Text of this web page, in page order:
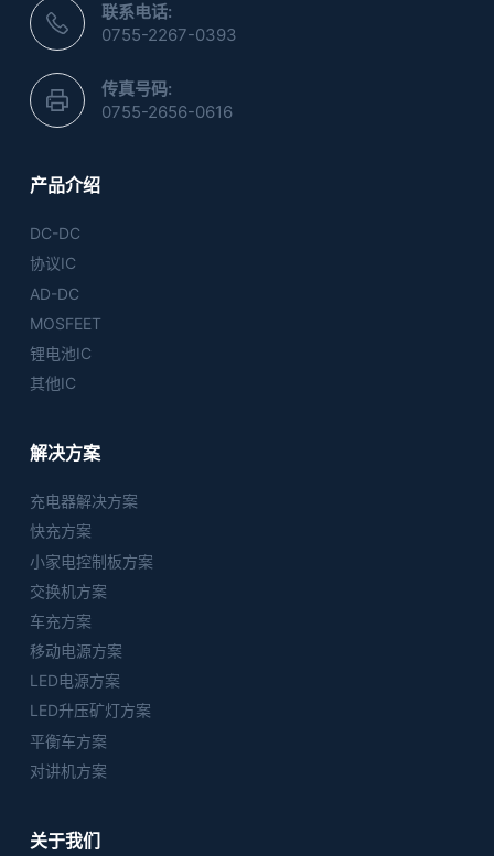
联系电话:
0755-2267-0393
传真号码:
0755-2656-0616
产品介绍
DC-DC
协议IC
AD-DC
MOSFEET
锂电池IC
其他IC
解决方案
充电器解决方案
快充方案
小家电控制板方案
交换机方案
车充方案
移动电源方案
LED电源方案
LED升压矿灯方案
平衡车方案
对讲机方案
关于我们